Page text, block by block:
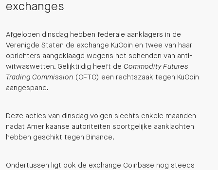
exchanges
Afgelopen dinsdag hebben federale aanklagers in de
Verenigde Staten de exchange KuCoin en twee van haar
oprichters aangeklaagd wegens het schenden van anti-
witwaswetten. Gelijktijdig heeft de Commodity Futures
Trading Commission (CFTC) een rechtszaak tegen KuCoin
aangespand.
Deze acties van dinsdag volgen slechts enkele maanden
nadat Amerikaanse autoriteiten soortgelijke aanklachten
hebben geschikt tegen Binance.
Ondertussen ligt ook de exchange Coinbase nog steeds